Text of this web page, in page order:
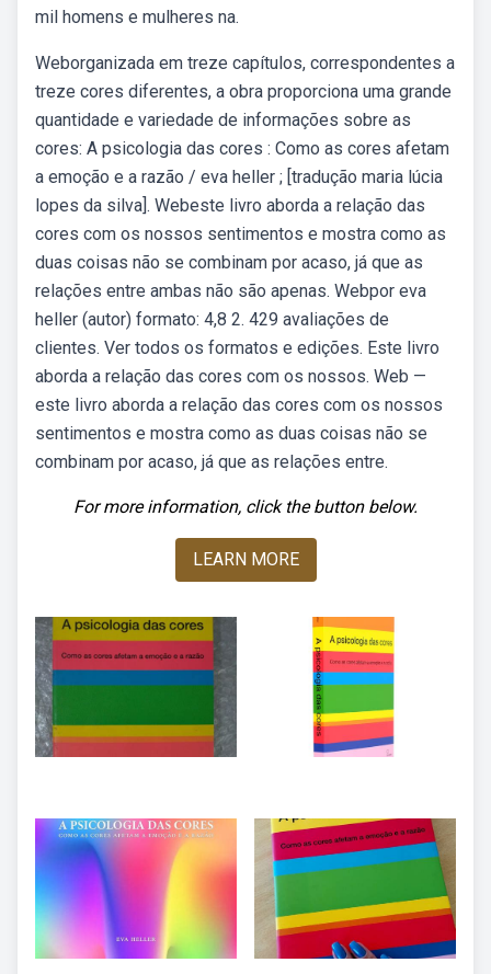
mil homens e mulheres na.
Weborganizada em treze capítulos, correspondentes a
treze cores diferentes, a obra proporciona uma grande
quantidade e variedade de informações sobre as
cores: A psicologia das cores : Como as cores afetam
a emoção e a razão / eva heller ; [tradução maria lúcia
lopes da silva]. Webeste livro aborda a relação das
cores com os nossos sentimentos e mostra como as
duas coisas não se combinam por acaso, já que as
relações entre ambas não são apenas. Webpor eva
heller (autor) formato: 4,8 2. 429 avaliações de
clientes. Ver todos os formatos e edições. Este livro
aborda a relação das cores com os nossos. Web —
este livro aborda a relação das cores com os nossos
sentimentos e mostra como as duas coisas não se
combinam por acaso, já que as relações entre.
For more information, click the button below.
LEARN MORE